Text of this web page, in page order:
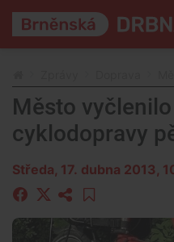
Město
cyklodopravy
Středa, 17. dubna 2013,